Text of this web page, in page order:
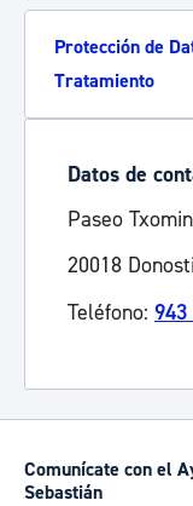
Protección de
Tratamiento
Datos de
Paseo
20018
Teléfono: 943
Comunícate con el
Sebastián